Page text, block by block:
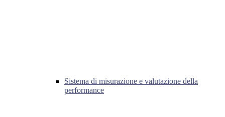
Sistema di misurazione e valutazione della
performance